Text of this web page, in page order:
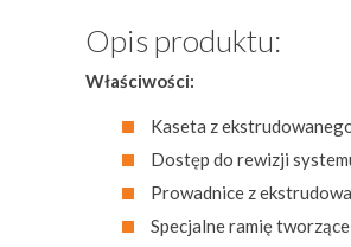
Opis produktu:
Właściwości:
Kaseta z
Dostęp do rewizji
Prowadnice z
Specjalne ramię